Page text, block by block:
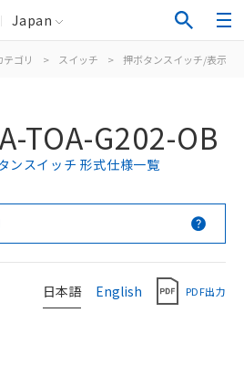
Japan
テゴリ > スイッチ > 押ボタンスイッチ/表示灯
TOA-G202-OB
ンスイッチ 形式仕様一覧
日本語 English PDF出力